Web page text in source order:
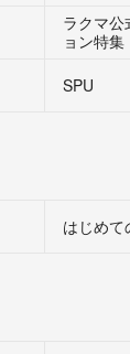
ラクマ公
ョン特集
SPU
はじめて